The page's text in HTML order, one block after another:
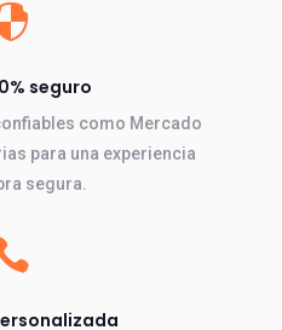
seguro
como Mercado
para una experiencia
segura.